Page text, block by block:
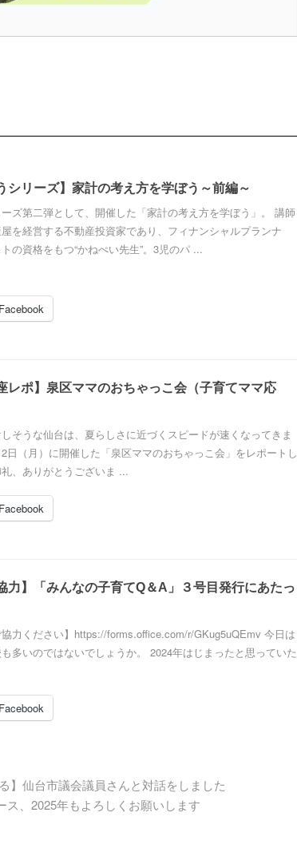
シリーズ】家計の考え方を学ぼう～前編～
ズ第二弾として、開催した「家計の考え方を学ぼう」。 講師
を経営する不動産投資家であり、フィナンシャルプランナ
の資格をもつ“かねぺい先生”。3児のパ ...
Facebook
レポ】泉区ママのおちゃっこ会（子育てママ応
そうな仙台は、夏らしさに近づくスピードが速くなってきま
（月）に開催した「泉区ママのおちゃっこ会」をレポートし
、ありがとうございま ...
Facebook
力】「みんなの子育てQ＆A」３号目発行にあたっ
協力ください】https://forms.office.com/r/GKug5uQEmv 今日は
多いのではないでしょうか。 2024年はじまったと思っていた
Facebook
】仙台市議会議員さんと対話をしました
ス、2025年もよろしくお願いします